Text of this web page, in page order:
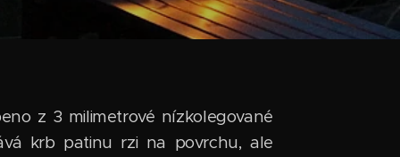
z 3 milimetrové nízkolegované
krb patinu rzi na povrchu, ale